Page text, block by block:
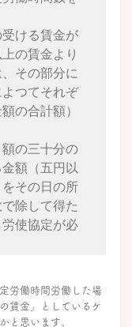
ける賃金が
の賃金より
その部分に
つてそれぞ
の合計額）
の三十分の
額（五円以
その日の所
除して得た
使協定が必
労働時間労働した場
賃金」としているケ
と思います。